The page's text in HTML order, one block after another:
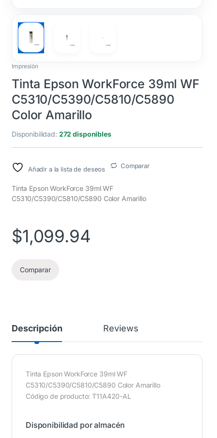
Impresión
Tinta Epson WorkForce 39ml WF
C5310/C5390/C5810/C5890
Color Amarillo
Disponibilidad: 272 disponibles
Añadir a la lista de deseos Comparar
Tinta Epson WorkForce 39ml WF
C5310/C5390/C5810/C5890 Color Amarillo
$1,099.94
Comparar
Descripción Reviews
Tinta Epson WorkForce 39ml WF
C5310/C5390/C5810/C5890 Color Amarillo
Código de producto: T11A420-AL
Disponibilidad por almacén